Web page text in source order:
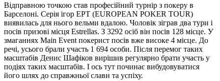
Відправною точкою став професійний турнір з покеру в
Барселоні. Серія ігор EPT (EUROPEAN POKER TOUR)
виявилась для нього вельми вдалою. Чоловік зіграв два тури і
посів призові місця Estrellas. З 3292 осіб він посів 128 місце. У
змаганнях Main Event покерист посів вже високе 4 місце. До
речі, усього брали участь 1 694 особи. Після перемог таких
масштабів Денис Шафіков вирішив регулярно брати участь у
подіях таких масштабів. І ось тут починає вибудовуватися
його шлях до справжньої слави та успіху.